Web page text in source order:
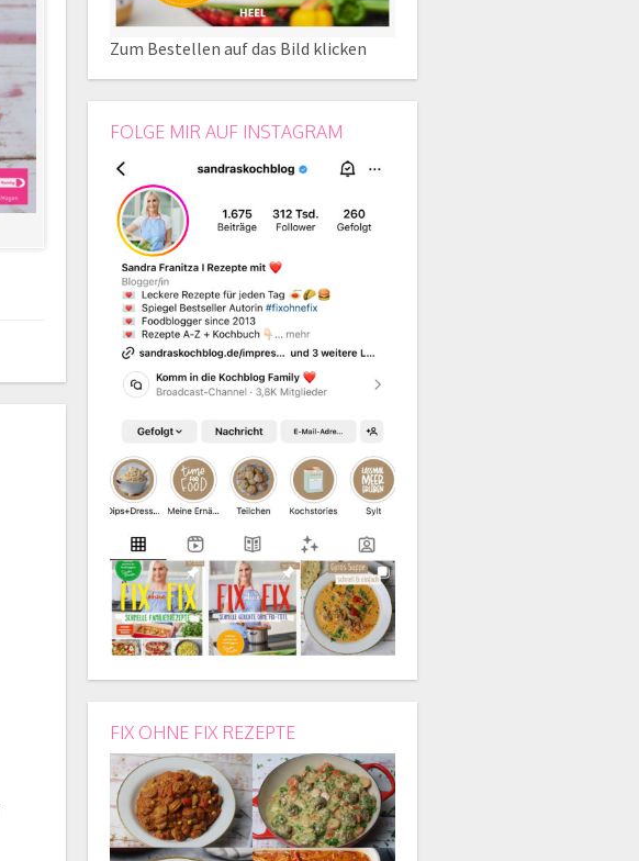
Zum Bestellen auf das Bild klicken
FOLGE MIR AUF INSTAGRAM
FIX OHNE FIX REZEPTE